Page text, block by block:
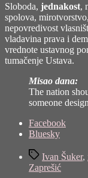
Sloboda, jednakost,
spolova,
nepovredivost
vladavina prava i
vrednote ustavnog
tumačenje Ustava.
Misao dana:
The nation
someone
Share
"Prvi
Facebook
Bluesky
TagsIvan Šuker,
Zaprešić